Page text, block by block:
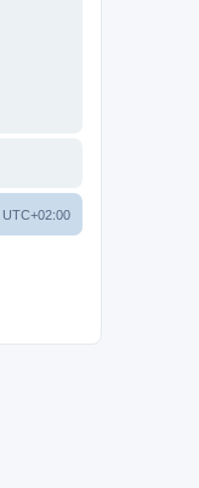
UTC+02:00